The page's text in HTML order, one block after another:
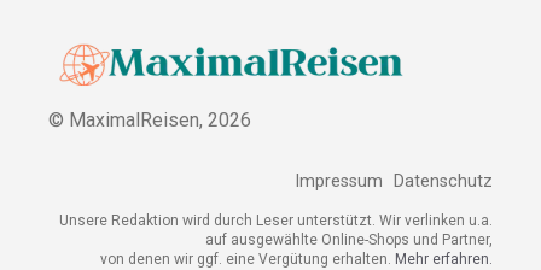
© MaximalReisen, 2026
Impressum Datenschutz
Unsere Redaktion wird durch Leser unterstützt. Wir verlinken u.a.
auf ausgewählte Online-Shops und Partner,
von denen wir ggf. eine Vergütung erhalten. Mehr erfahren.